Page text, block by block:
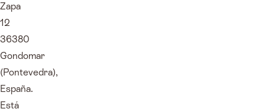
Zapa
12
36380
Gondomar
(Pontevedra),
España.
Está